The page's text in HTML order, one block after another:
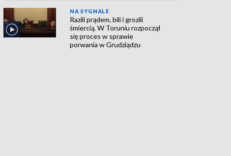
NA SYGNALE
Razili prądem, bili i grozili
śmiercią. W Toruniu rozpoczął
się proces w sprawie
porwania w Grudziądzu